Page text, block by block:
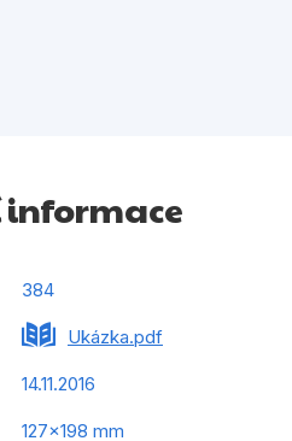
384
Ukázka.pdf
14.11.2016
127x198 mm